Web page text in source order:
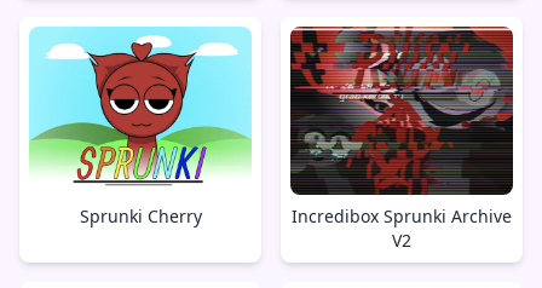
Sprunki Cherry
Incredibox Sprunki Archive
V2